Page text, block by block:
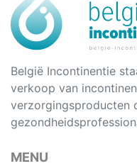
België Incontinentie
verkoop van
verzorgingsproducten
MENU